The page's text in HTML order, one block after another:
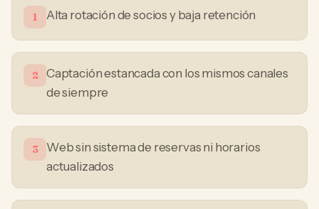
1 Alta rotación de socios y baja retención
2
Captación estancada con los mismos canales
de siempre
3
Web sin sistema de reservas ni horarios
actualizados